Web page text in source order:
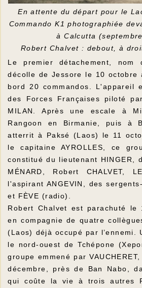
En attente du départ pour le
Commando K1 photographiée
à Calcutta
Robert Chalvet : debout, à
Le premier détachement, nom
décolle de Jessore le 10 octobre
bord 20 commandos. L'appareil
des Forces Françaises piloté
MILAN. Après une escale à
Rangoon en Birmanie, puis à
atterrit à Paksé (Laos) le 11
le capitaine AYROLLES, ce
constitué du lieutenant HINGER,
MÉNARD, Robert CHALVET,
l'aspirant ANGEVIN, des
et FÈVE (radio).
Robert Chalvet est parachuté le
en compagnie de quatre
(Laos) déjà occupé par l’ennemi.
le nord-ouest de Tchépone
groupe emmené par
décembre, près de Ban Nabo,
qui coûte la vie à trois autres